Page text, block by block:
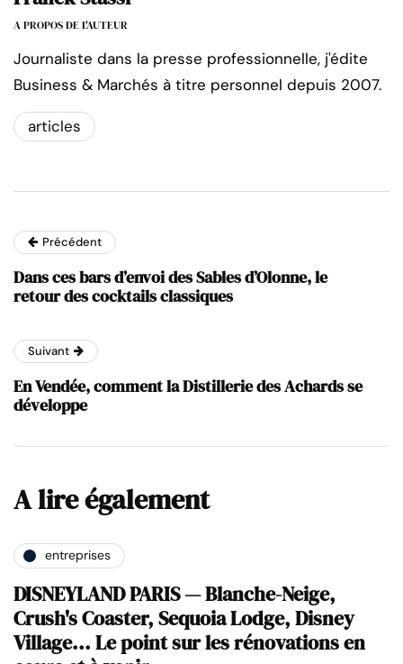
A PROPOS DE L'AUTEUR
Journaliste dans la presse professionnelle, j'édite
Business & Marchés à titre personnel depuis 2007.
articles
Précédent
Dans ces bars d’envoi des Sables d’Olonne, le
retour des cocktails classiques
Suivant
En Vendée, comment la Distillerie des Achards se
développe
A lire également
entreprises
DISNEYLAND PARIS — Blanche-Neige,
Crush's Coaster, Sequoia Lodge, Disney
Village... Le point sur les rénovations en